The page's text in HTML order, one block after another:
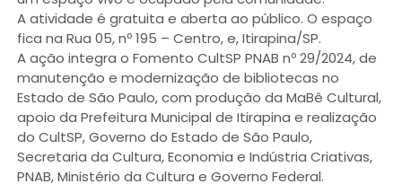
A atividade é gratuita e aberta ao público. O espaço
fica na Rua 05, nº 195 – Centro, e, Itirapina/SP.
A ação integra o Fomento CultSP PNAB nº 29/2024, de
manutenção e modernização de bibliotecas no
Estado de São Paulo, com produção da MaBê Cultural,
apoio da Prefeitura Municipal de Itirapina e realização
do CultSP, Governo do Estado de São Paulo,
Secretaria da Cultura, Economia e Indústria Criativas,
PNAB, Ministério da Cultura e Governo Federal.